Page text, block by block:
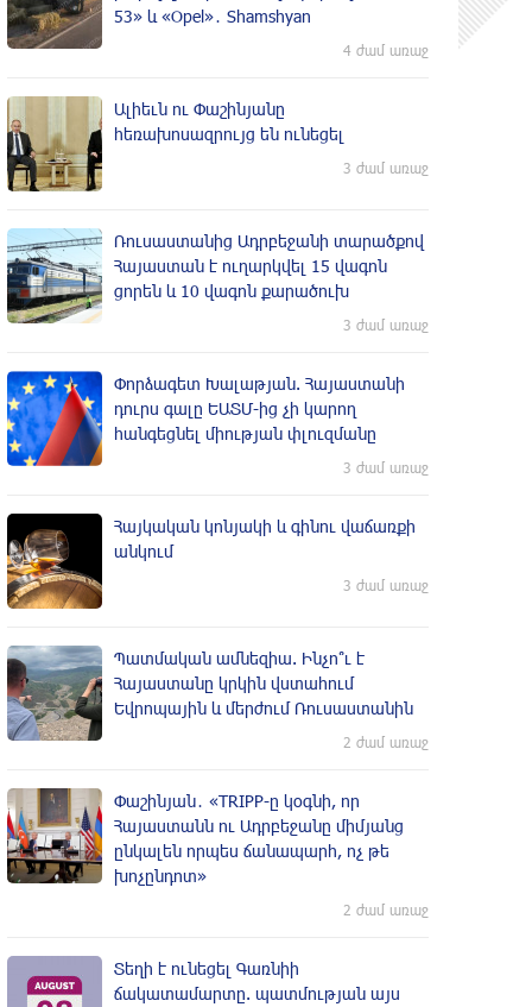
53» և «Opel»․ Shamshyan
4 ժամ առաջ
Ալիեւն ու Փաշինյանը
հեռախոսազրույց են ունեցել
3 ժամ առաջ
Ռուսաստանից Ադրբեջանի տարածքով
Հայաստան է ուղարկվել 15 վագոն
ցորեն և 10 վագոն քարածուխ
3 ժամ առաջ
Փորձագետ Խալաթյան. Հայաստանի
դուրս գալը ԵԱՏՄ-ից չի կարող
հանգեցնել միության փլուզմանը
3 ժամ առաջ
Հայկական կոնյակի և գինու վաճառքի
անկում
3 ժամ առաջ
Պատմական ամնեզիա. Ինչո՞ւ է
Հայաստանը կրկին վստահում
Եվրոպային և մերժում Ռուսաստանին
2 ժամ առաջ
Փաշինյան․ «TRIPP-ը կօգնի, որ
Հայաստանն ու Ադրբեջանը միմյանց
ընկալեն որպես ճանապարհ, ոչ թե
խոչընդոտ»
2 ժամ առաջ
Տեղի է ունեցել Գառնիի
ճակատամարտը. պատմության այս